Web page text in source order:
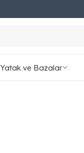
Yatak ve Bazalar